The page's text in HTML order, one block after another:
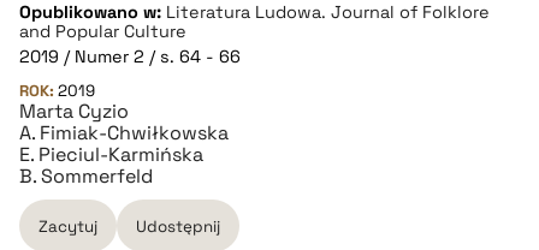
Opublikowano w: Literatura Ludowa. Journal of Folklore
and Popular Culture
2019 / Numer 2 / s. 64 - 66
ROK: 2019
Marta Cyzio
A. Fimiak-Chwiłkowska
E. Pieciul-Karmińska
B. Sommerfeld
Zacytuj Udostępnij